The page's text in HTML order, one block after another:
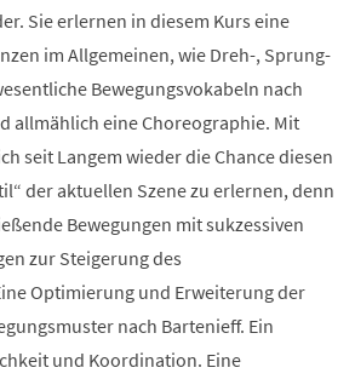
Sie erlernen in diesem Kurs eine
im Allgemeinen, wie Dreh-, Sprung-
Bewegungsvokabeln nach
allmählich eine Choreographie. Mit
seit Langem wieder die Chance diesen
der aktuellen Szene zu erlernen, denn
Bewegungen mit sukzessiven
zur Steigerung des
Optimierung und Erweiterung der
nach Bartenieff. Ein
und Koordination. Eine